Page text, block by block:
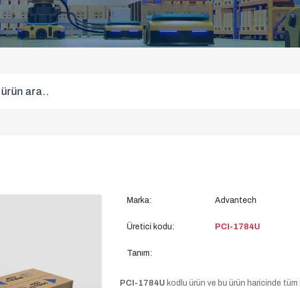
Marka: Advantech
Üretici kodu: PCI-1784U
Tanım:
PCI-1784U kodlu ürün ve bu ürün haricinde